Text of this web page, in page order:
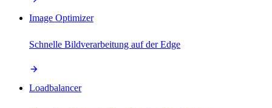
Image Optimizer
Schnelle Bildverarbeitung auf der Edge
Loadbalancer